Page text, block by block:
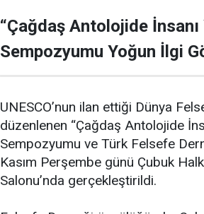
“Çağdaş Antolojide İnsanı
Sempozyumu Yoğun İlgi
UNESCO’nun ilan ettiği Dünya
düzenlenen “Çağdaş Antolojide
Sempozyumu ve Türk Felsefe
Kasım Perşembe günü Çubuk
Salonu’nda gerçekleştirildi.